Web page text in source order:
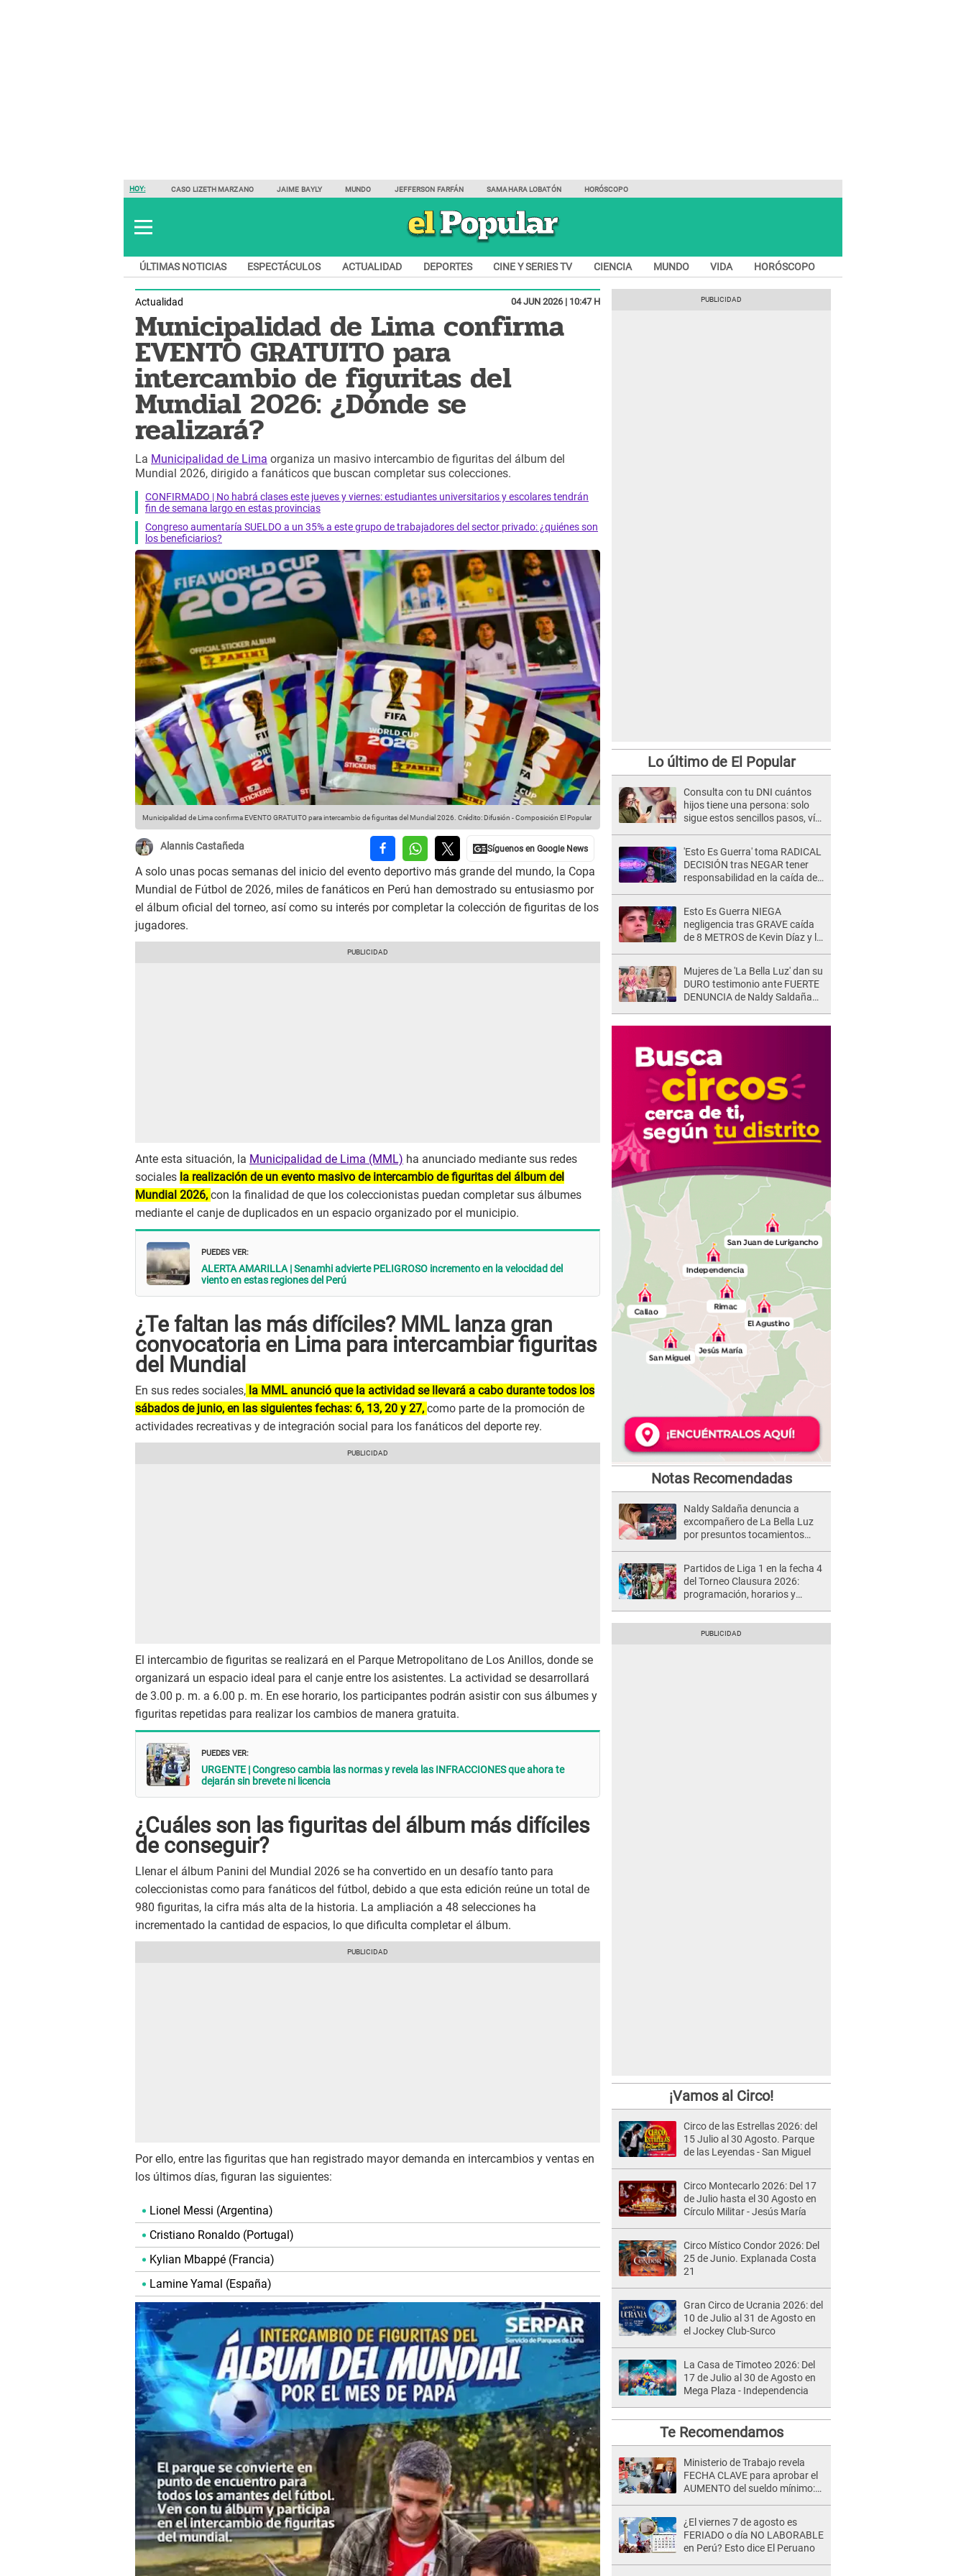
HOY: CASO LIZETH MARZANO JAIME BAYLY MUNDO JEFFERSON FARFÁN SAMAHARA LOBATÓN HORÓSCOPO
ÚLTIMAS NOTICIAS ESPECTÁCULOS ACTUALIDAD DEPORTES CINE Y SERIES TV CIENCIA MUNDO VIDA HORÓSCOPO
Actualidad 04 JUN 2026 | 10:47 H
Municipalidad de Lima confirma
EVENTO GRATUITO para
intercambio de figuritas del
Mundial 2026: ¿Dónde se
realizará?
La Municipalidad de Lima organiza un masivo intercambio de figuritas del álbum del
Mundial 2026, dirigido a fanáticos que buscan completar sus colecciones.
CONFIRMADO | No habrá clases este jueves y viernes: estudiantes universitarios y escolares tendrán
fin de semana largo en estas provincias
Congreso aumentaría SUELDO a un 35% a este grupo de trabajadores del sector privado: ¿quiénes son
los beneficiarios?
Municipalidad de Lima confirma EVENTO GRATUITO para intercambio de figuritas del Mundial 2026. Crédito: Difusión - Composición El Popular
Alannis Castañeda
A solo unas pocas semanas del inicio del evento deportivo más grande del mundo, la Copa
Mundial de Fútbol de 2026, miles de fanáticos en Perú han demostrado su entusiasmo por
el álbum oficial del torneo, así como su interés por completar la colección de figuritas de los
jugadores.
Ante esta situación, la Municipalidad de Lima (MML) ha anunciado mediante sus redes
sociales la realización de un evento masivo de intercambio de figuritas del álbum del
Mundial 2026, con la finalidad de que los coleccionistas puedan completar sus álbumes
mediante el canje de duplicados en un espacio organizado por el municipio.
PUEDES VER:
ALERTA AMARILLA | Senamhi advierte PELIGROSO incremento en la velocidad del
viento en estas regiones del Perú
¿Te faltan las más difíciles? MML lanza gran
convocatoria en Lima para intercambiar figuritas
del Mundial
En sus redes sociales, la MML anunció que la actividad se llevará a cabo durante todos los
sábados de junio, en las siguientes fechas: 6, 13, 20 y 27, como parte de la promoción de
actividades recreativas y de integración social para los fanáticos del deporte rey.
El intercambio de figuritas se realizará en el Parque Metropolitano de Los Anillos, donde se
organizará un espacio ideal para el canje entre los asistentes. La actividad se desarrollará
de 3.00 p. m. a 6.00 p. m. En ese horario, los participantes podrán asistir con sus álbumes y
figuritas repetidas para realizar los cambios de manera gratuita.
PUEDES VER:
URGENTE | Congreso cambia las normas y revela las INFRACCIONES que ahora te
dejarán sin brevete ni licencia
¿Cuáles son las figuritas del álbum más difíciles
de conseguir?
Llenar el álbum Panini del Mundial 2026 se ha convertido en un desafío tanto para
coleccionistas como para fanáticos del fútbol, debido a que esta edición reúne un total de
980 figuritas, la cifra más alta de la historia. La ampliación a 48 selecciones ha
incrementado la cantidad de espacios, lo que dificulta completar el álbum.
Por ello, entre las figuritas que han registrado mayor demanda en intercambios y ventas en
los últimos días, figuran las siguientes:
Lionel Messi (Argentina)
Cristiano Ronaldo (Portugal)
Kylian Mbappé (Francia)
Lamine Yamal (España)
Lo último de El Popular
Consulta con tu DNI cuántos
hijos tiene una persona: solo
sigue estos sencillos pasos, vía
'Esto Es Guerra' toma RADICAL
DECISIÓN tras NEGAR tener
responsabilidad en la caída de
Esto Es Guerra NIEGA
negligencia tras GRAVE caída
de 8 METROS de Kevin Díaz y lo
Mujeres de 'La Bella Luz' dan su
DURO testimonio ante FUERTE
DENUNCIA de Naldy Saldaña
Notas Recomendadas
Naldy Saldaña denuncia a
excompañero de La Bella Luz
por presuntos tocamientos
Partidos de Liga 1 en la fecha 4
del Torneo Clausura 2026:
programación, horarios y
¡Vamos al Circo!
Circo de las Estrellas 2026: del
15 Julio al 30 Agosto. Parque
de las Leyendas - San Miguel
Circo Montecarlo 2026: Del 17
de Julio hasta el 30 Agosto en
Círculo Militar - Jesús María
Circo Místico Condor 2026: Del
25 de Junio. Explanada Costa
21
Gran Circo de Ucrania 2026: del
10 de Julio al 31 de Agosto en
el Jockey Club-Surco
La Casa de Timoteo 2026: Del
17 de Julio al 30 de Agosto en
Mega Plaza - Independencia
Te Recomendamos
Ministerio de Trabajo revela
FECHA CLAVE para aprobar el
AUMENTO del sueldo mínimo:
¿El viernes 7 de agosto es
FERIADO o día NO LABORABLE
en Perú? Esto dice El Peruano